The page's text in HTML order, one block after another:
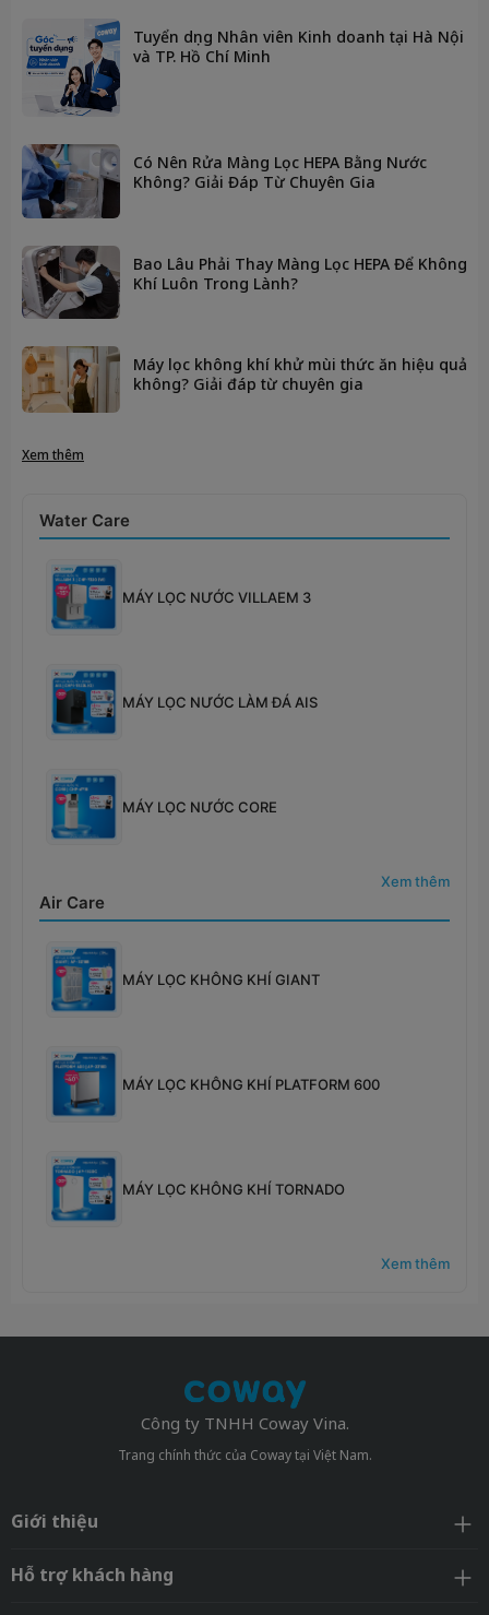
Tuyển dụng Nhân viên Kinh doanh tại Hà Nội
và TP. Hồ Chí Minh
Có Nên Rửa Màng Lọc HEPA Bằng Nước
Không? Giải Đáp Từ Chuyên Gia
Bao Lâu Phải Thay Màng Lọc HEPA Để Không
Khí Luôn Trong Lành?
Máy lọc không khí khử mùi thức ăn hiệu quả
không? Giải đáp từ chuyên gia
Xem thêm
Water Care
MÁY LỌC NƯỚC VILLAEM 3
MÁY LỌC NƯỚC LÀM ĐÁ AIS
MÁY LỌC NƯỚC CORE
Xem thêm
Air Care
MÁY LỌC KHÔNG KHÍ GIANT
MÁY LỌC KHÔNG KHÍ PLATFORM 600
MÁY LỌC KHÔNG KHÍ TORNADO
Xem thêm
Công ty TNHH Coway Vina.
Trang chính thức của Coway tại Việt Nam.
Giới thiệu
Hỗ trợ khách hàng